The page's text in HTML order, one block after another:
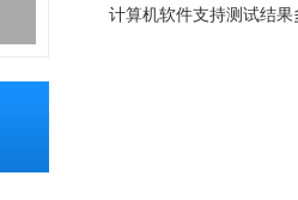
计算机软件支持测试结